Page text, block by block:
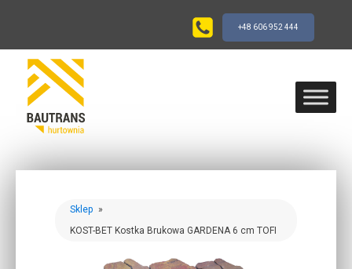
+48 606 952 444
Sklep »
KOST-BET Kostka Brukowa GARDENA 6 cm TOFI